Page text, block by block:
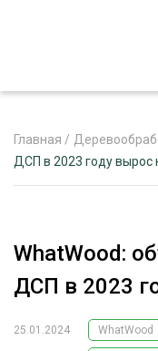
Главная /
ДСП в 2023 году вырос
WhatWood:
ДСП в 2023
25.01.2024 WhatWood